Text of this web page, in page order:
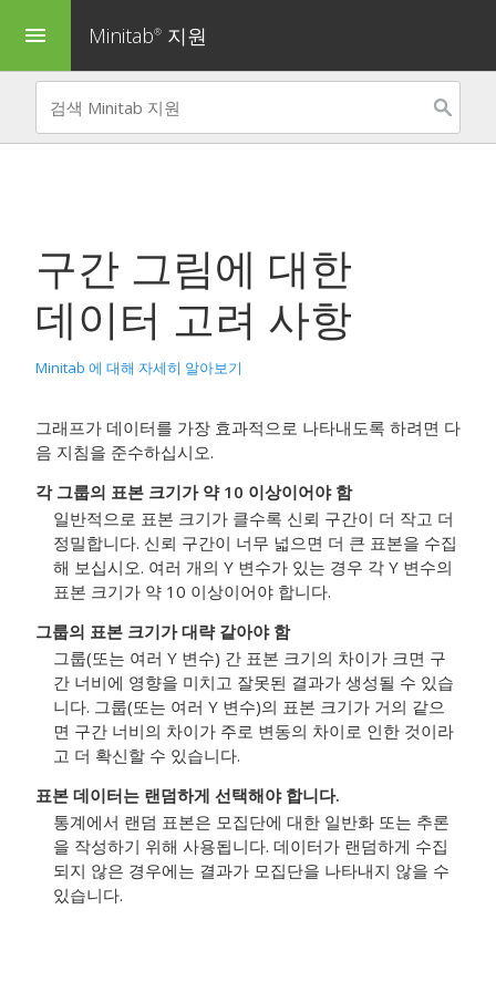
menu Minitab® 지원
구간 그림에 대한
데이터 고려 사항
Minitab 에 대해 자세히 알아보기
그래프가 데이터를 가장 효과적으로 나타내도록 하려면 다
음 지침을 준수하십시오.
각 그룹의 표본 크기가 약 10 이상이어야 함
일반적으로 표본 크기가 클수록 신뢰 구간이 더 작고 더
정밀합니다. 신뢰 구간이 너무 넓으면 더 큰 표본을 수집
해 보십시오. 여러 개의 Y 변수가 있는 경우 각 Y 변수의
표본 크기가 약 10 이상이어야 합니다.
그룹의 표본 크기가 대략 같아야 함
그룹(또는 여러 Y 변수) 간 표본 크기의 차이가 크면 구
간 너비에 영향을 미치고 잘못된 결과가 생성될 수 있습
니다. 그룹(또는 여러 Y 변수)의 표본 크기가 거의 같으
면 구간 너비의 차이가 주로 변동의 차이로 인한 것이라
고 더 확신할 수 있습니다.
표본 데이터는 랜덤하게 선택해야 합니다.
통계에서 랜덤 표본은 모집단에 대한 일반화 또는 추론
을 작성하기 위해 사용됩니다. 데이터가 랜덤하게 수집
되지 않은 경우에는 결과가 모집단을 나타내지 않을 수
있습니다.